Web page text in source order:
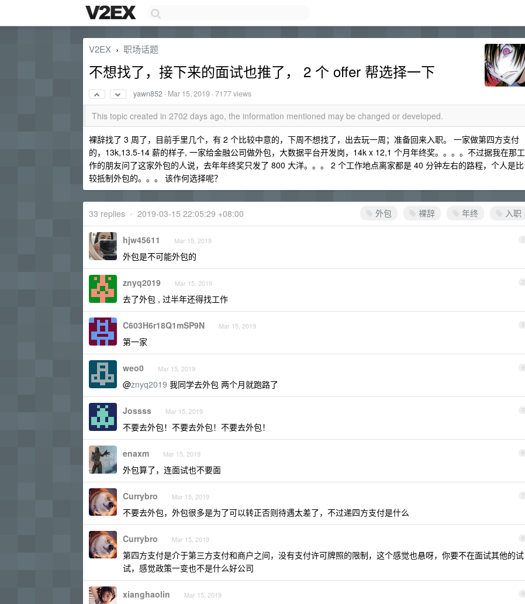
V2EX › 职场话题
不想找了，接下来的面试也推了， 2 个 offer 帮选择一下
yawn852 · Mar 15, 2019 · 7177 views
This topic created in 2702 days ago, the information mentioned may be changed or developed.
裸辞找了 3 周了，目前手里几个，有 2 个比较中意的，下周不想找了，出去玩一周；准备回来入职。 一家做第四方支付
的，13k,13.5-14 薪的样子, 一家给金融公司做外包，大数据平台开发岗，14k x 12,1 个月年终奖。。。。不过据我在那工
作的朋友问了这家外包的人说，去年年终奖只发了 800 大洋。。。 2 个工作地点离家都是 40 分钟左右的路程，个人是比
较抵制外包的。。。 该作何选择呢？
外包 裸辞 年终 入职
33 replies • 2019-03-15 22:05:29 +08:00
1
hjw45611 Mar 15, 2019
外包是不可能外包的
2
znyq2019 Mar 15, 2019
去了外包 , 过半年还得找工作
3
C603H6r18Q1mSP9N Mar 15, 2019
第一家
4
weo0 Mar 15, 2019
@znyq2019 我同学去外包 两个月就跑路了
5
Jossss Mar 15, 2019
不要去外包！不要去外包！不要去外包！
6
enaxm Mar 15, 2019
外包算了，连面试也不要面
7
Currybro Mar 15, 2019
不要去外包，外包很多是为了可以转正否则待遇太差了，不过递四方支付是什么
8
Currybro Mar 15, 2019
第四方支付是介于第三方支付和商户之间，没有支付许可牌照的限制，这个感觉也悬呀，你要不在面试其他的试
试，感觉政策一变也不是什么好公司
9
xianghaolin Mar 15, 2019